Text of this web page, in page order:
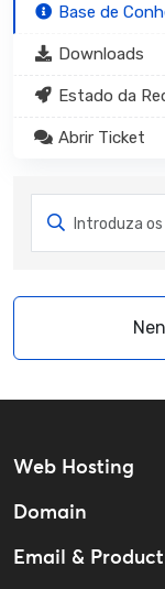
Base de
Downloads
Estado da
Abrir Ticket
Web Hosting
Domain
Email &